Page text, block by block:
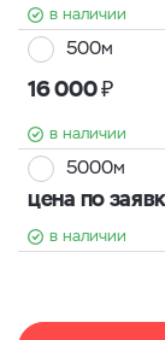
в наличии
500м
16 000₽
в наличии
5000м
цена по
в наличии